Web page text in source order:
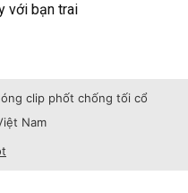
với bạn trai
clip phốt chống tối cổ
Nam